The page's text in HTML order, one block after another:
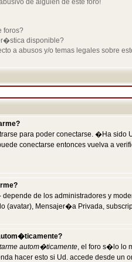
de alguien de este foro!
foros?
disponible?
a abusos y/o temas legales sobre
para poder conectarse. �Ha
conectarse entonces vuelva a
de los administradores y
(avatar), Mensajer�a Privada,
autom�ticamente, el foro s�lo lo
hacer esto si Ud. accede desde